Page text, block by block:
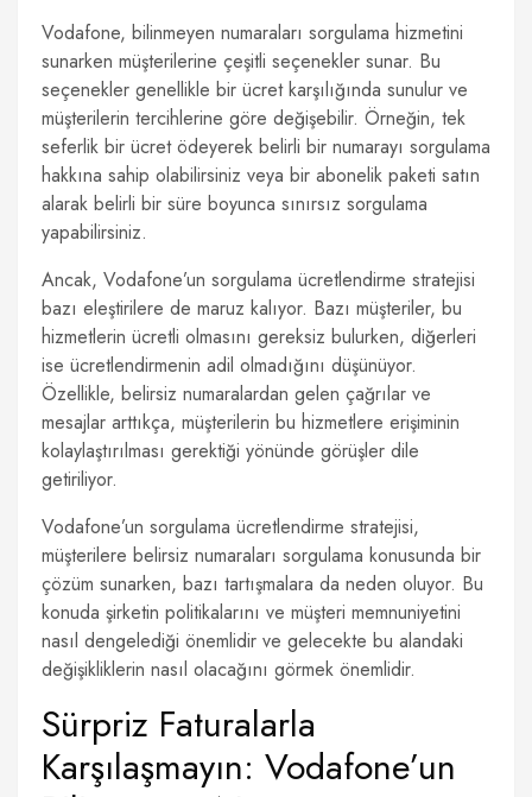
Vodafone, bilinmeyen numaraları sorgulama hizmetini
sunarken müşterilerine çeşitli seçenekler sunar. Bu
seçenekler genellikle bir ücret karşılığında sunulur ve
müşterilerin tercihlerine göre değişebilir. Örneğin, tek
seferlik bir ücret ödeyerek belirli bir numarayı sorgulama
hakkına sahip olabilirsiniz veya bir abonelik paketi satın
alarak belirli bir süre boyunca sınırsız sorgulama
yapabilirsiniz.
Ancak, Vodafone’un sorgulama ücretlendirme stratejisi
bazı eleştirilere de maruz kalıyor. Bazı müşteriler, bu
hizmetlerin ücretli olmasını gereksiz bulurken, diğerleri
ise ücretlendirmenin adil olmadığını düşünüyor.
Özellikle, belirsiz numaralardan gelen çağrılar ve
mesajlar arttıkça, müşterilerin bu hizmetlere erişiminin
kolaylaştırılması gerektiği yönünde görüşler dile
getiriliyor.
Vodafone’un sorgulama ücretlendirme stratejisi,
müşterilere belirsiz numaraları sorgulama konusunda bir
çözüm sunarken, bazı tartışmalara da neden oluyor. Bu
konuda şirketin politikalarını ve müşteri memnuniyetini
nasıl dengelediği önemlidir ve gelecekte bu alandaki
değişikliklerin nasıl olacağını görmek önemlidir.
Sürpriz Faturalarla
Karşılaşmayın: Vodafone’un